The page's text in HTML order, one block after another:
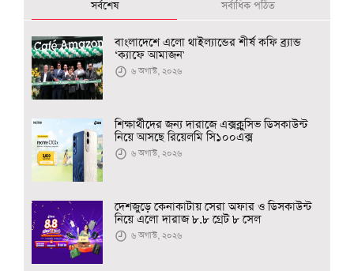
সর্বশেষ সর্বাধিক পঠিত
বাংলাদেশে এলো থাইল্যান্ডের শীর্ষ কফি ব্র্যান্ড
‘ক্যাফে আমাজন'
৬ অগাস্ট, ২০২৬
শিক্ষার্থীদের জন্য দারাজে এক্সক্লুসিভ ডিসকাউন্ট
নিয়ে আসছে রিয়েলমি সি১০০এক্স
৬ অগাস্ট, ২০২৬
দেশজুড়ে কেনাকাটায় সেরা অফার ও ডিসকাউন্ট
নিয়ে এলো দারাজ ৮.৮ গ্রেট ৮ সেল
৬ অগাস্ট, ২০২৬